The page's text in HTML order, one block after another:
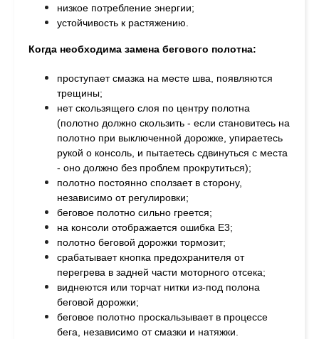
низкое потребление энергии;
устойчивость к растяжению.
Когда необходима замена бегового полотна:
проступает смазка на месте шва, появляются
трещины;
нет скользящего слоя по центру полотна
(полотно должно скользить - если становитесь на
полотно при выключенной дорожке, упираетесь
рукой о консоль, и пытаетесь сдвинуться с места
- оно должно без проблем прокрутиться);
полотно постоянно сползает в сторону,
независимо от регулировки;
беговое полотно сильно греется;
на консоли отображается ошибка Е3;
полотно беговой дорожки тормозит;
срабатывает кнопка предохранителя от
перегрева в задней части моторного отсека;
виднеются или торчат нитки из-под полона
беговой дорожки;
беговое полотно проскальзывает в процессе
бега, независимо от смазки и натяжки.